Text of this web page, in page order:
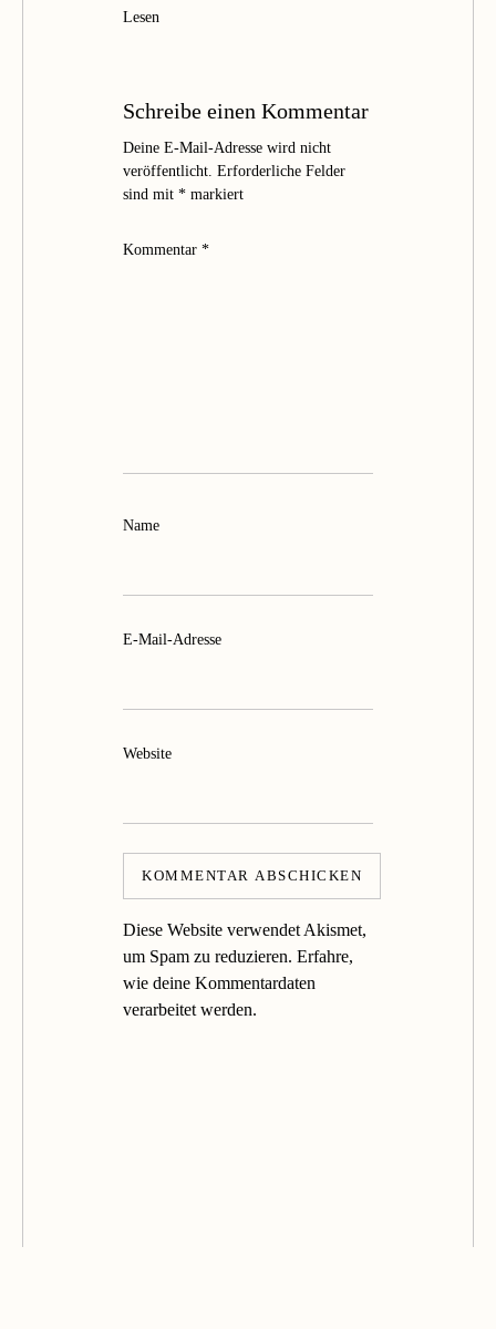
Lesen
Schreibe einen Kommentar
Deine E-Mail-Adresse wird nicht
veröffentlicht. Erforderliche Felder
sind mit * markiert
Kommentar *
Name
E-Mail-Adresse
Website
Diese Website verwendet Akismet,
um Spam zu reduzieren. Erfahre,
wie deine Kommentardaten
verarbeitet werden.